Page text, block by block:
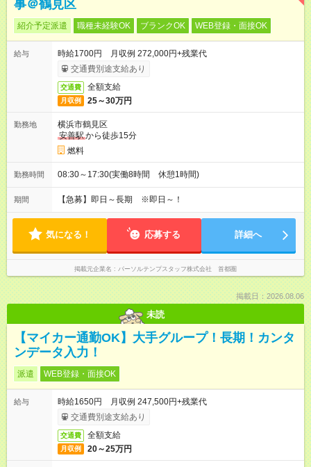
事＠鶴見区
紹介予定派遣 職種未経験OK ブランクOK WEB登録・面接OK
給与
時給1700円 月収例 272,000円+残業代
交通費別途支給あり
交通費 全額支給
月収例 25～30万円
勤務地
横浜市鶴見区
安善駅から徒歩15分
燃料
勤務時間 08:30～17:30(実働8時間 休憩1時間)
期間 【急募】即日～長期 ※即日～！
気になる！ 応募する 詳細へ
掲載元企業名 パーソルテンプスタッフ株式会社 首都圏
掲載日：2026.08.06
未読
【マイカー通勤OK】大手グループ！長期！カンタ
ンデータ入力！
派遣 WEB登録・面接OK
給与
時給1650円 月収例 247,500円+残業代
交通費別途支給あり
交通費 全額支給
月収例 20～25万円